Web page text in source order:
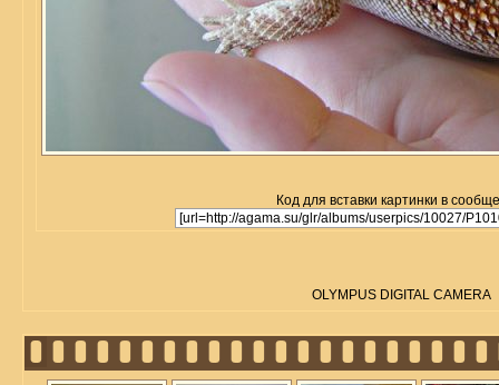
Код для вставки картинки в
OLYMPUS DIGITAL CAMERA